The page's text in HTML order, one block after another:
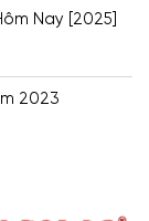
Nay [2025]
2023